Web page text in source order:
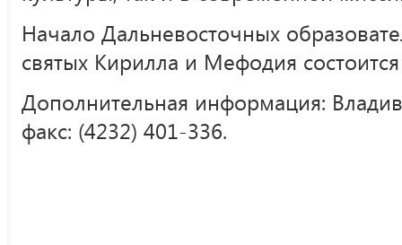
Начало Дальневосточных
святых Кирилла и Мефодия
Дополнительная информация:
факс: (4232) 401-336.